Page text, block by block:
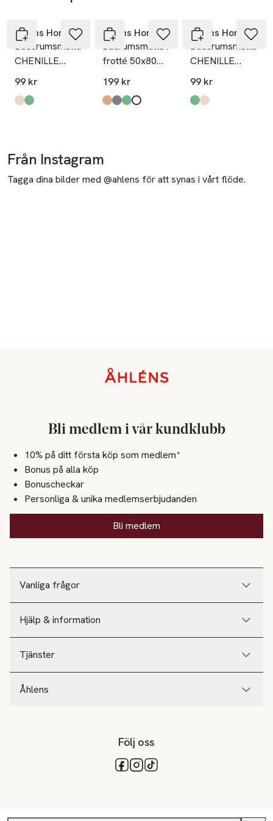
Åhléns Home
Badsrumsmatta
CHENILLE
50x80 cm
99 kr
Produkten finns i färgerna:
Beige
Green
Åhléns Home
Badrumsmatta i
frotté 50x80
cm
199 kr
Produkten finns i färgerna:
Dark Mole
Lt Grey,
Dusty Green
White,
Åhléns Home
Badsrumsmatta
CHENILLE
50x80 cm
99 kr
Produkten finns i
Green
Beige
Från Instagram
Tagga dina bilder med @ahlens för att synas i vårt flöde.
Vanliga frågor
Hjälp & information
Tjänster
Åhlens
Bli medlem i vår kundklubb
10% på ditt första köp som medlem*
Bonus på alla köp
Bonuscheckar
Personliga & unika medlemserbjudanden
Bli medlem
Följ oss